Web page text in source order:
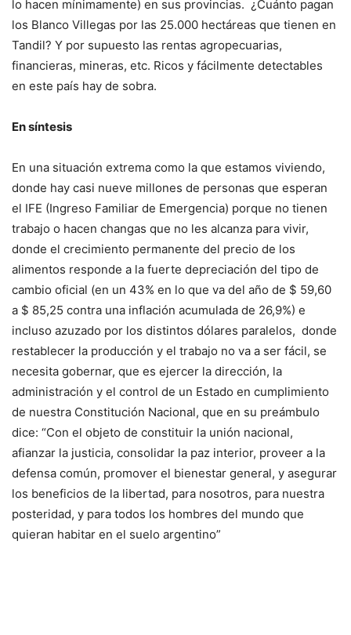
lo hacen mínimamente) en sus provincias. ¿Cuánto pagan
los Blanco Villegas por las 25.000 hectáreas que tienen en
Tandil? Y por supuesto las rentas agropecuarias,
financieras, mineras, etc. Ricos y fácilmente detectables
en este país hay de sobra.
En síntesis
En una situación extrema como la que estamos viviendo,
donde hay casi nueve millones de personas que esperan
el IFE (Ingreso Familiar de Emergencia) porque no tienen
trabajo o hacen changas que no les alcanza para vivir,
donde el crecimiento permanente del precio de los
alimentos responde a la fuerte depreciación del tipo de
cambio oficial (en un 43% en lo que va del año de $ 59,60
a $ 85,25 contra una inflación acumulada de 26,9%) e
incluso azuzado por los distintos dólares paralelos, donde
restablecer la producción y el trabajo no va a ser fácil, se
necesita gobernar, que es ejercer la dirección, la
administración y el control de un Estado en cumplimiento
de nuestra Constitución Nacional, que en su preámbulo
dice: “Con el objeto de constituir la unión nacional,
afianzar la justicia, consolidar la paz interior, proveer a la
defensa común, promover el bienestar general, y asegurar
los beneficios de la libertad, para nosotros, para nuestra
posteridad, y para todos los hombres del mundo que
quieran habitar en el suelo argentino”